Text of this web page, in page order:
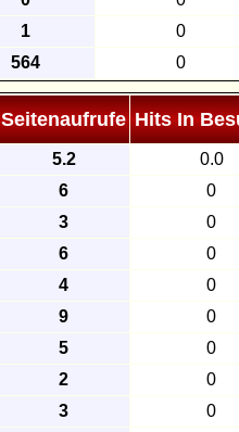
1
0
564 0
Seitenaufrufe Hits In
5.2
0.0
6
0
3
0
6
0
4
0
9
0
5
0
2
0
3
0